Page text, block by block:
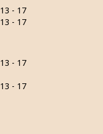
13 - 17
13 - 17
13 - 17
13 - 17